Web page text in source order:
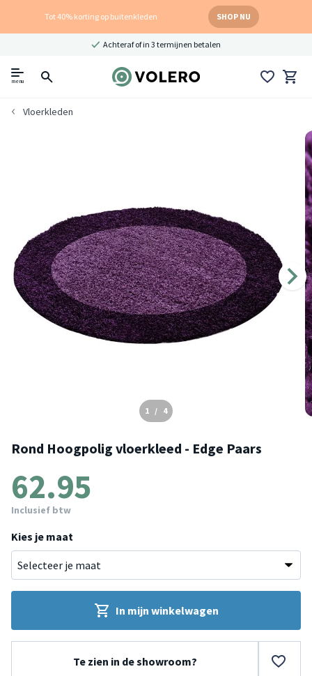
Tot 40% korting op buitenkleden SHOP NU
Achteraf of in 3 termijnen betalen
menu
Vloerkleden
1 / 4
Rond Hoogpolig vloerkleed - Edge Paars
62.95
Inclusief btw
Kies je maat
In mijn winkelwagen
Te zien in de showroom?